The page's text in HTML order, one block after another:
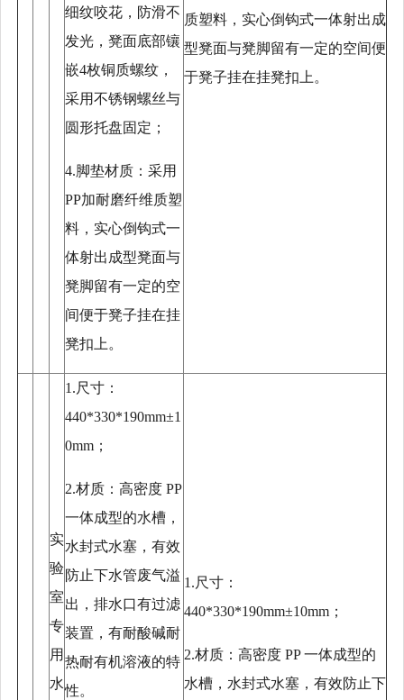
细纹咬花，防滑不
发光，凳面底部镶
嵌4枚铜质螺纹，
采用不锈钢螺丝与
圆形托盘固定；
4.脚垫材质：采用
PP加耐磨纤维质塑
料，实心倒钩式一
体射出成型凳面与
凳脚留有一定的空
间便于凳子挂在挂
凳扣上。
质塑料，实心倒钩式一体射出成
型凳面与凳脚留有一定的空间便
于凳子挂在挂凳扣上。
实
验
室
专
用
水
1.尺寸：
440*330*190mm±1
0mm；
2.材质：高密度 PP
一体成型的水槽，
水封式水塞，有效
防止下水管废气溢
出，排水口有过滤
装置，有耐酸碱耐
热耐有机溶液的特
性。
1.尺寸：
440*330*190mm±10mm；
2.材质：高密度 PP 一体成型的
水槽，水封式水塞，有效防止下